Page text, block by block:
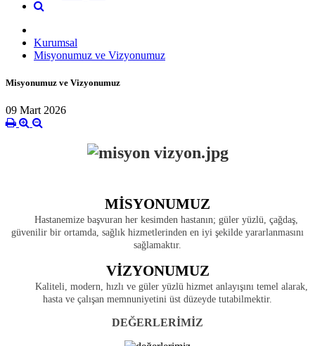
Kurumsal
Misyonumuz ve Vizyonumuz
Misyonumuz ve Vizyonumuz
09 Mart 2026
MİSYONUMUZ
Hastanemize başvuran her kesimden hastanın; güler yüzlü, çağdaş,
güvenilir bir ortamda, sağlık hizmetlerinden en iyi şekilde yararlanmasını
sağlamaktır.
VİZYONUMUZ
Kaliteli, modern, hızlı ve güler yüzlü hizmet anlayışını temel alarak,
hasta ve çalışan memnuniyetini üst düzeyde tutabilmektir.
DEĞERLERİMİZ